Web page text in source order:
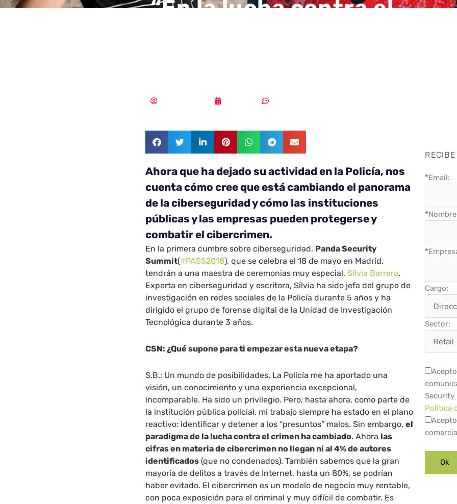
“En la lucha contra el
Ahora que ha dejado su actividad en la Policía, nos
cuenta cómo cree que está cambiando el panorama
de la ciberseguridad y cómo las instituciones
públicas y las empresas pueden protegerse y
combatir el cibercrimen.
En la primera cumbre sobre ciberseguridad, Panda Security
Summit(#PASS2018), que se celebra el 18 de mayo en Madrid,
tendrán a una maestra de ceremonias muy especial,Silvia Barrera.
Experta en ciberseguridad y escritora, Silvia ha sido jefa del grupo de
investigación en redes sociales de la Policía durante 5 años y ha
dirigido el grupo de forense digital de la Unidad de Investigación
Tecnológica durante 3 años.
CSN: ¿Qué supone para ti empezar esta nueva etapa?
S.B.: Un mundo de posibilidades. La Policía me ha aportado una
visión, un conocimiento y una experiencia excepcional,
incomparable. Ha sido un privilegio. Pero, hasta ahora, como parte de
la institución pública policial, mi trabajo siempre ha estado en el plano
reactivo: identificar y detener a los “presuntos” malos. Sin embargo,el
paradigma de la lucha contra el crimen ha cambiado. Ahora las
cifras en materia de cibercrimen no llegan ni al 4% de autores
identificados (que no condenados). También sabemos que la gran
mayoría de delitos a través de Internet, hasta un 80%, se podrían
haber evitado. El cibercrimen es un modelo de negocio muy rentable,
con poca exposición para el criminal y muy difícil de combatir. Es
*Email:
*
*
Cargo:
Sector:
Security
Política